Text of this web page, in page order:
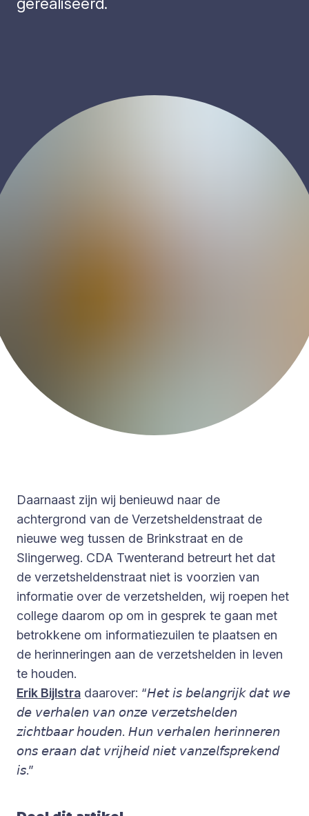
Daarnaast zijn wij benieuwd naar de
achtergrond van de Verzetsheldenstraat de
nieuwe weg tussen de Brinkstraat en de
Slingerweg. CDA Twenterand betreurt het dat
de verzetsheldenstraat niet is voorzien van
informatie over de verzetshelden, wij roepen het
college daarom op om in gesprek te gaan met
betrokkene om informatiezuilen te plaatsen en
de herinneringen aan de verzetshelden in leven
te houden.
Erik Bijlstra daarover: “𝘏𝘦𝘵 𝘪𝘴 𝘣𝘦𝘭𝘢𝘯𝘨𝘳𝘪𝘫𝘬 𝘥𝘢𝘵 𝘸𝘦
𝘥𝘦 𝘷𝘦𝘳𝘩𝘢𝘭𝘦𝘯 𝘷𝘢𝘯 𝘰𝘯𝘻𝘦 𝘷𝘦𝘳𝘻𝘦𝘵𝘴𝘩𝘦𝘭𝘥𝘦𝘯
𝘻𝘪𝘤𝘩𝘵𝘣𝘢𝘢𝘳 𝘩𝘰𝘶𝘥𝘦𝘯. 𝘏𝘶𝘯 𝘷𝘦𝘳𝘩𝘢𝘭𝘦𝘯 𝘩𝘦𝘳𝘪𝘯𝘯𝘦𝘳𝘦𝘯
𝘰𝘯𝘴 𝘦𝘳𝘢𝘢𝘯 𝘥𝘢𝘵 𝘷𝘳𝘪𝘫𝘩𝘦𝘪𝘥 𝘯𝘪𝘦𝘵 𝘷𝘢𝘯𝘻𝘦𝘭𝘧𝘴𝘱𝘳𝘦𝘬𝘦𝘯𝘥
𝘪𝘴.”